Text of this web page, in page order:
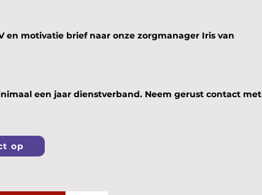
en motivatie brief naar onze zorgmanager Iris van
een jaar dienstverband. Neem gerust contact met
op